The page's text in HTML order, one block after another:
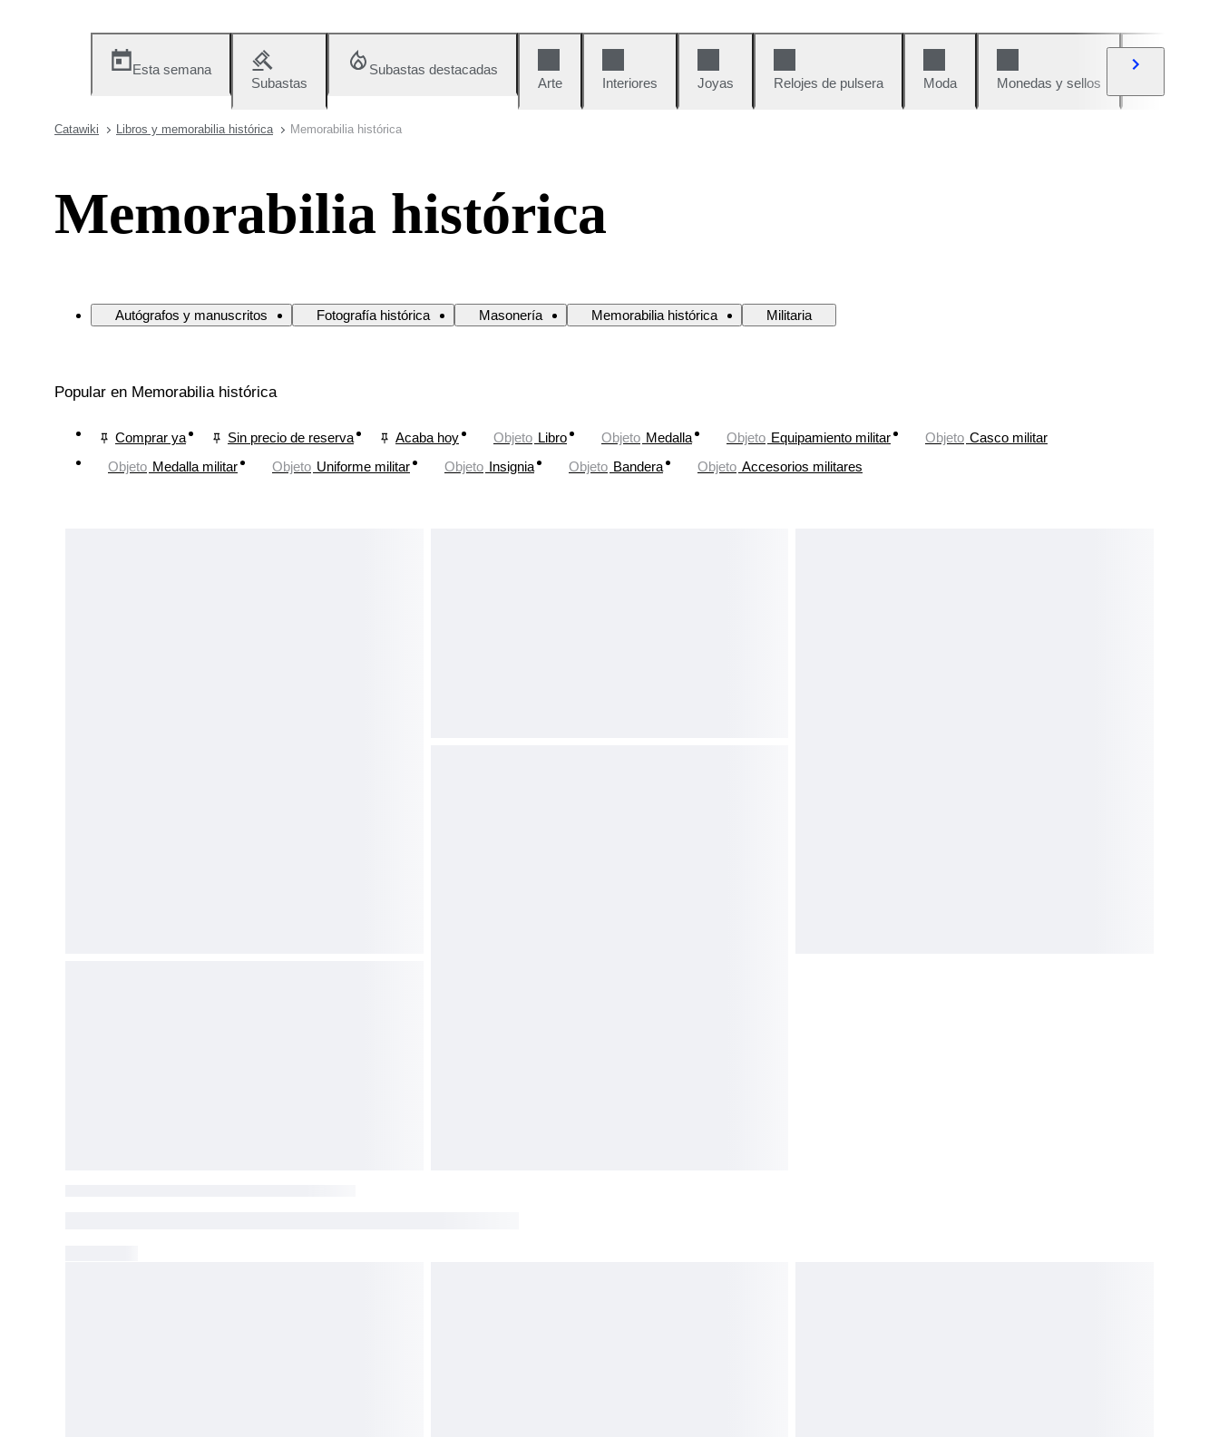
Esta semana
Subastas
Subastas destacadas
Arte
Interiores Joyas Relojes de pulsera Moda Monedas y sellos
Catawiki Libros y memorabilia histórica Memorabilia histórica
Memorabilia histórica
Autógrafos y manuscritos Fotografía histórica Masonería Memorabilia histórica Militaria
Popular en Memorabilia histórica
Comprar ya Sin precio de reserva Acaba hoy Objeto Libro Objeto Medalla Objeto Equipamiento militar Objeto Casco militar
Objeto Medalla militar Objeto Uniforme militar Objeto Insignia Objeto Bandera Objeto Accesorios militares